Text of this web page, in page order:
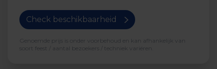
Check beschikbaarheid
Genoemde prijs is onder voorbehoud en kan afhankelijk van
soort feest / aantal bezoekers / techniek variëren.